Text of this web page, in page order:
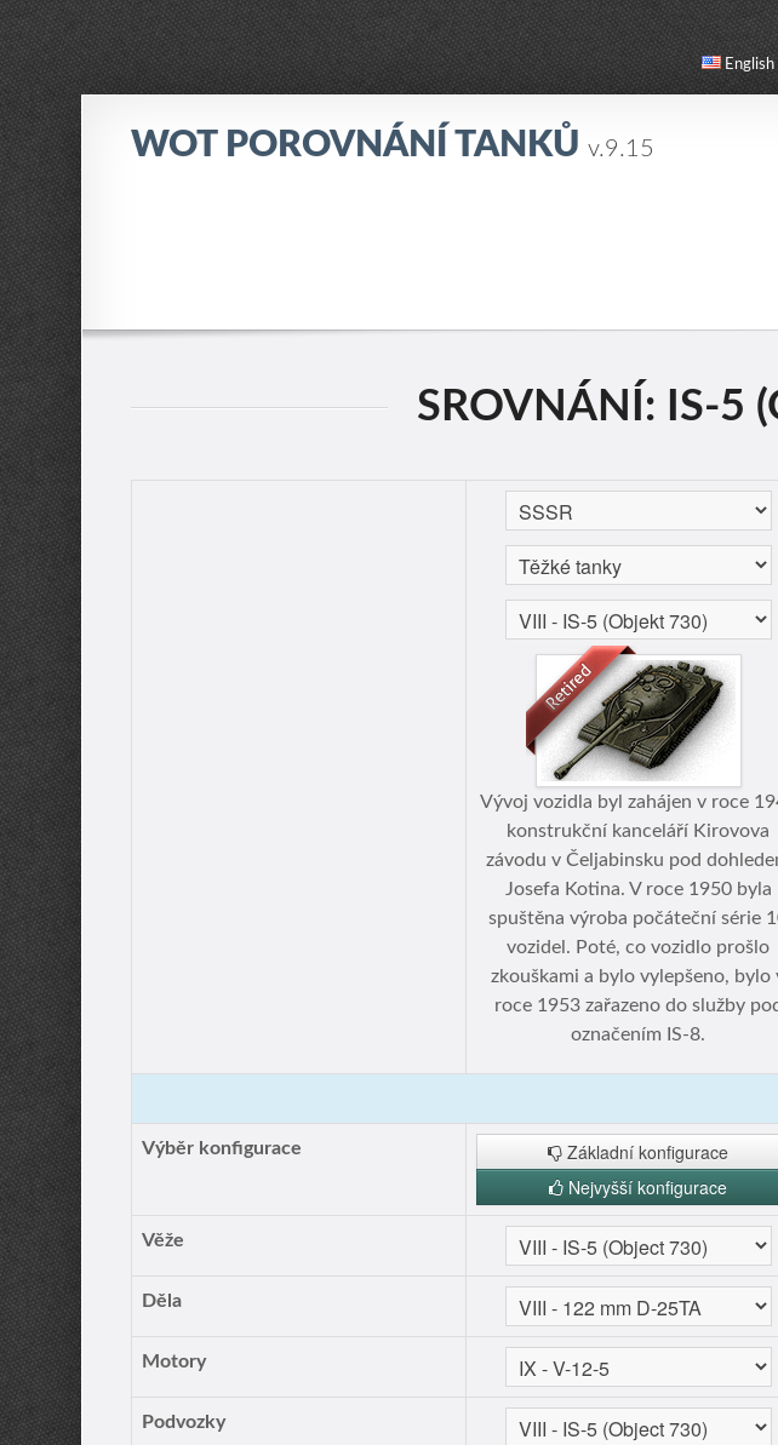
English
WOT POROVNÁNÍ TANKŮv.9.15
SROVNÁNÍ: IS-5
Vývoj vozidla byl zahájen v roce
konstrukční kanceláří Kirovova
závodu v Čeljabinsku pod
Josefa Kotina. V roce 1950 byla
spuštěna výroba počáteční série
vozidel. Poté, co vozidlo prošlo
zkouškami a bylo vylepšeno, bylo
roce 1953 zařazeno do služby
označením IS-8.
Výběr konfigurace
Základní konfigurace
Nejvyšší konfigurace
Věže
Děla
Motory
Podvozky